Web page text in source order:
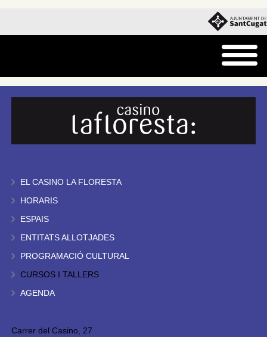
EL CASINO LA FLORESTA
HORARIS
ESPAIS
ENTITATS ALLOTJADES
PROGRAMACIÓ CULTURAL
CURSOS I TALLERS
AGENDA
Carrer del Casino, 27